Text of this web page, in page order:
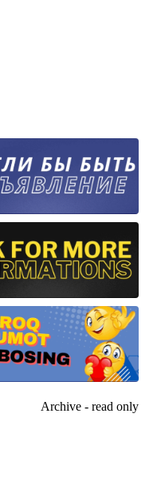
Archive - read only